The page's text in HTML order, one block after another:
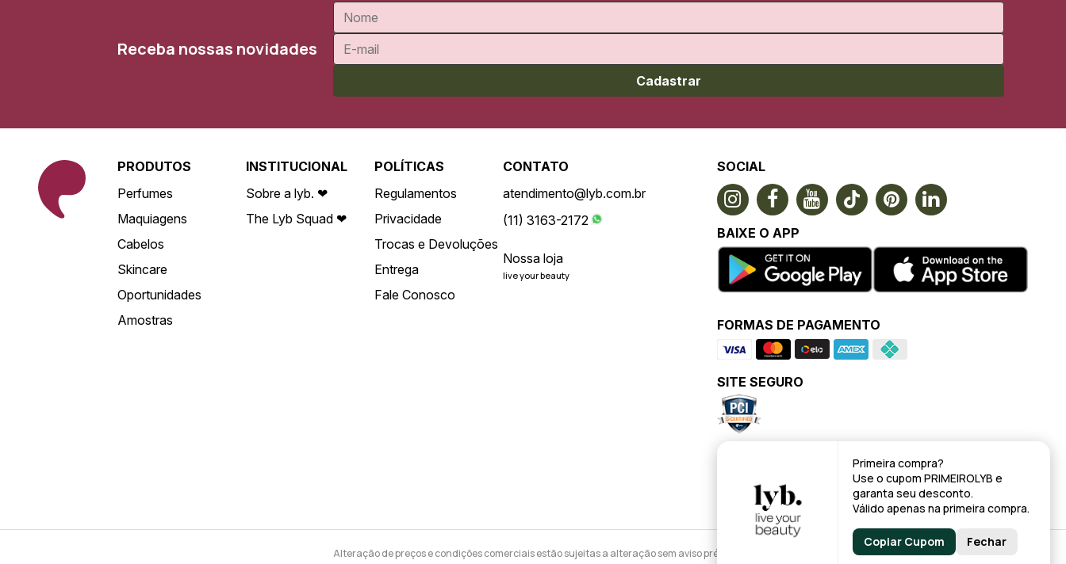
Receba nossas novidades
Cadastrar
PRODUTOS
Perfumes
Maquiagens
Cabelos
Skincare
Oportunidades
Amostras
INSTITUCIONAL
Sobre a lyb. ❤
The Lyb Squad ❤
POLÍTICAS
Regulamentos
Privacidade
Trocas e Devoluções
Entrega
Fale Conosco
CONTATO
atendimento@lyb.com.br
(11) 3163-2172
Nossa loja
live your beauty
SOCIAL
BAIXE O APP
FORMAS DE PAGAMENTO
SITE SEGURO
Alteração de preços e condições comerciais estão sujeitas a alteração sem aviso prévio.
Primeira compra?
Use o cupom PRIMEIROLYB e
garanta seu desconto.
Válido apenas na primeira compra.
Copiar Cupom Fechar